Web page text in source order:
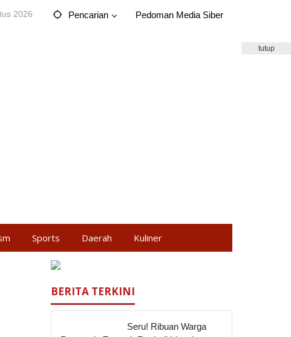
2026 Pencarian Pedoman Media Siber
Sports Daerah Kuliner
tutup
BERITA TERKINI
Seru! Ribuan Warga